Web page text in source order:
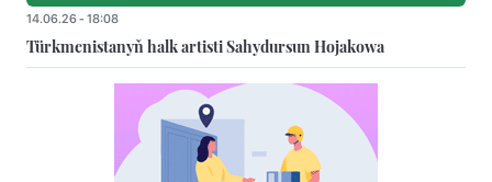
14.06.26 - 18:08
Türkmenistanyň halk artisti Sahydursun Hojakowa